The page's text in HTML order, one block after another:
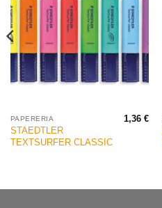
PAPERERIA
STAEDTLER
TEXTSURFER CLASSIC
1,36€